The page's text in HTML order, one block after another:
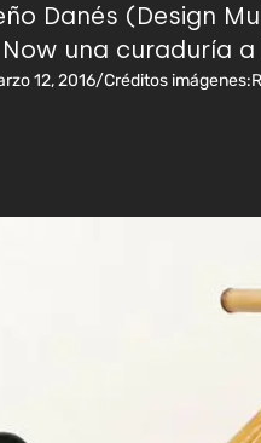
Danés (Design
una curaduría
12, 2016/Créditos imágenes: